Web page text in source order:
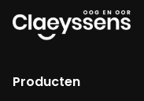
Producten